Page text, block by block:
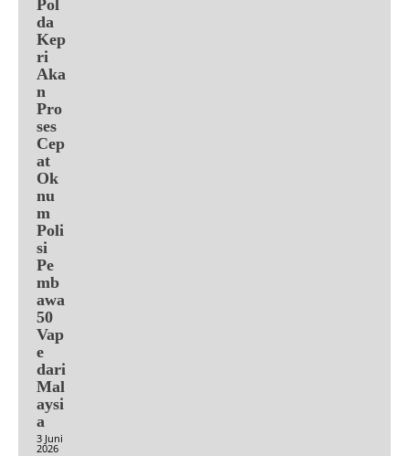
Pol
da
Kep
ri
Aka
n
Pro
ses
Cep
at
Ok
nu
m
Poli
si
Pe
mb
awa
50
Vap
e
dari
Mal
aysi
a
3 Juni
2026